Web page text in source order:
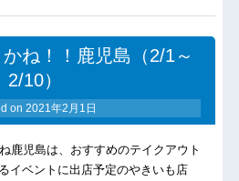
ね！！鹿児島（2/1～
2/10）
on 2021年2月1日
鹿児島は、おすすめのテイクアウト
イベントに出店予定のやきいも店